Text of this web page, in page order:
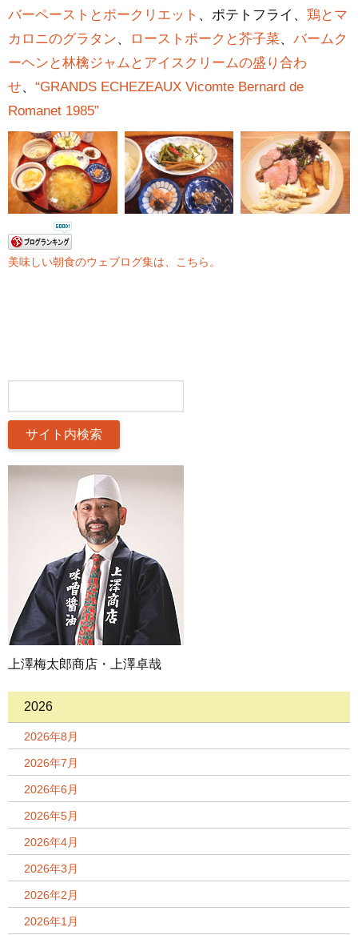
バーペーストとポークリエット 、ポテトフライ、 鶏とマ
カロニのグラタン、 ローストポークと芥子菜、 バームク
ーヘンと林檎ジャムとアイスクリームの盛り合わ
せ、 “GRANDS ECHEZEAUX Vicomte Bernard de
Romanet 1985”
美味しい朝食のウェブログ集は、こちら。
上澤梅太郎商店・上澤卓哉
2026
2026年8月
2026年7月
2026年6月
2026年5月
2026年4月
2026年3月
2026年2月
2026年1月